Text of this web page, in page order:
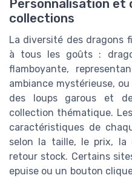
Personnalisation et
collections
La diversité des dragons
à tous les goûts :
flamboyante,
ambiance mystérieuse,
des loups garous et
collection thématique.
caractéristiques de
selon la taille, le prix, la
retour stock. Certains
epuise ou un bouton